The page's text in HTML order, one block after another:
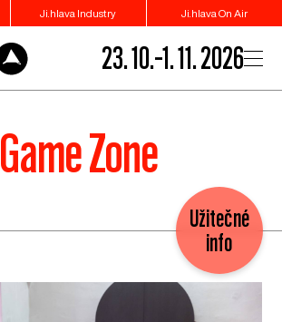
Ji.hlava Industry Ji.hlava On Air
23. 10.–1. 11. 2026
Game Zone
Užitečné
info